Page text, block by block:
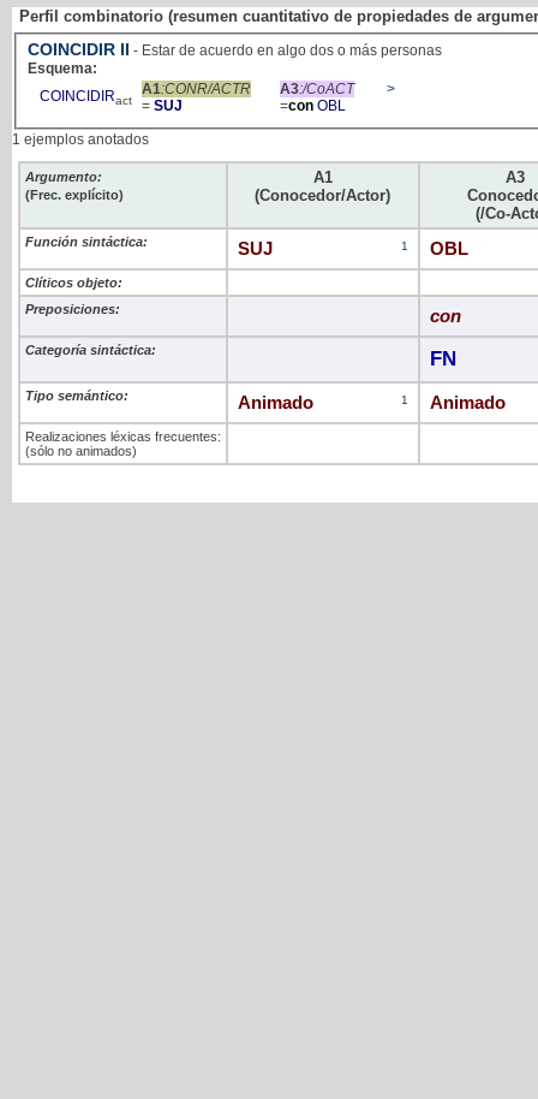
Perfil combinatorio (resumen cuantitativo de propiedades de
COINCIDIR II - Estar de acuerdo en algo dos o más personas
Esquema:
COINCIDIRact
A1:CONR/ACTR
= SUJ
A3:/CoACT
=con OBL
>
1 ejemplos anotados
Argumento:
(Frec. explícito)
A1
(Conocedor/Actor)
A3
(/Co-
Función sintáctica: SUJ 1 OBL
Clíticos objeto:
Preposiciones:
con
Categoría sintáctica: FN
Tipo semántico: Animado 1 Animado
Realizaciones léxicas frecuentes:
(sólo no animados)